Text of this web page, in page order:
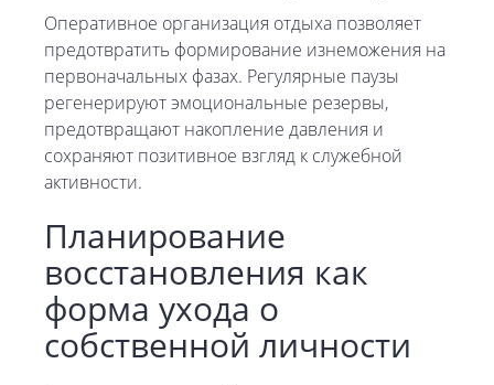
Оперативное организация отдыха позволяет
предотвратить формирование изнеможения на
первоначальных фазах. Регулярные паузы
регенерируют эмоциональные резервы,
предотвращают накопление давления и
сохраняют позитивное взгляд к служебной
активности.
Планирование
восстановления как
форма ухода о
собственной личности